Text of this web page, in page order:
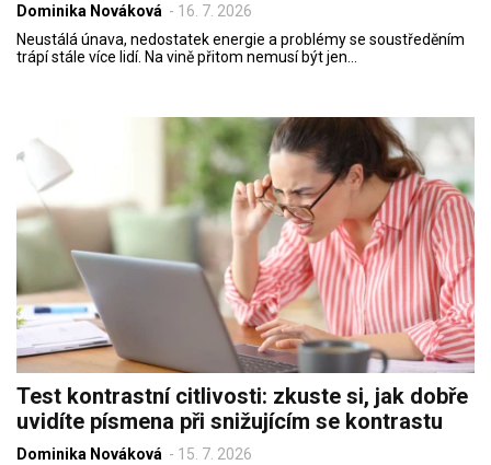
Dominika Nováková - 16. 7. 2026
Neustálá únava, nedostatek energie a problémy se soustředěním
trápí stále více lidí. Na vině přitom nemusí být jen…
Test kontrastní citlivosti: zkuste si, jak dobře
uvidíte písmena při snižujícím se kontrastu
Dominika Nováková - 15. 7. 2026